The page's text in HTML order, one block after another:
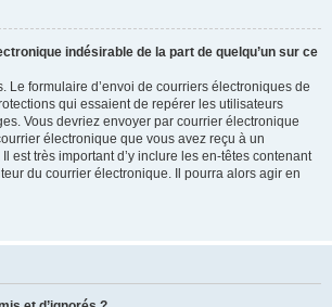
indésirable de la part de quelqu’un sur ce
Le formulaire d’envoi de courriers électroniques de
qui essaient de repérer les utilisateurs
Vous devriez envoyer par courrier électronique
électronique que vous avez reçu à un
est très important d’y inclure les en-têtes contenant
du courrier électronique. Il pourra alors agir en